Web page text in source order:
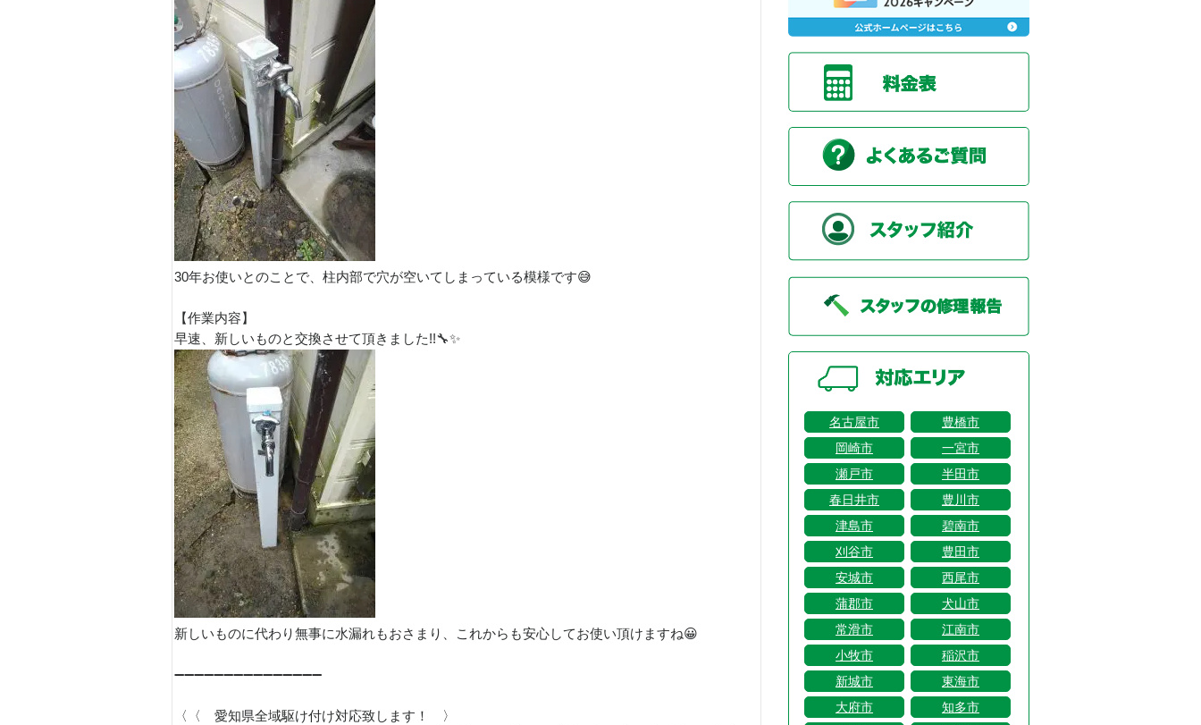
30年お使いとのことで、柱内部で穴が空いてしまっている模様です😅
【作業内容】
早速、新しいものと交換させて頂きました!!🔧✨
新しいものに代わり無事に水漏れもおさまり、これからも安心してお使い頂けますね😀
➖➖➖➖➖➖➖➖➖➖➖➖➖➖➖
〈〈 愛知県全域駆け付け対応致します！ 〉
名古屋市
豊橋市
岡崎市
一宮市
瀬戸市
半田市
春日井市
豊川市
津島市
碧南市
刈谷市
豊田市
安城市
西尾市
蒲郡市
犬山市
常滑市
江南市
小牧市
稲沢市
新城市
東海市
大府市
知多市